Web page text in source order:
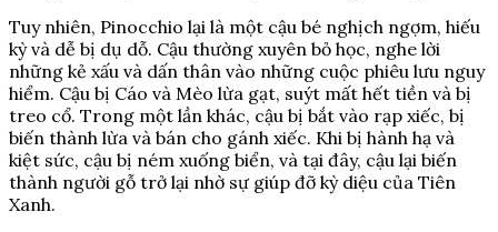
Tuy nhiên, Pinocchio lại là một cậu bé nghịch ngợm, hiếu
kỳ và dễ bị dụ dỗ. Cậu thường xuyên bỏ học, nghe lời
những kẻ xấu và dấn thân vào những cuộc phiêu lưu nguy
hiểm. Cậu bị Cáo và Mèo lừa gạt, suýt mất hết tiền và bị
treo cổ. Trong một lần khác, cậu bị bắt vào rạp xiếc, bị
biến thành lừa và bán cho gánh xiếc. Khi bị hành hạ và
kiệt sức, cậu bị ném xuống biển, và tại đây, cậu lại biến
thành người gỗ trở lại nhờ sự giúp đỡ kỳ diệu của Tiên
Xanh.